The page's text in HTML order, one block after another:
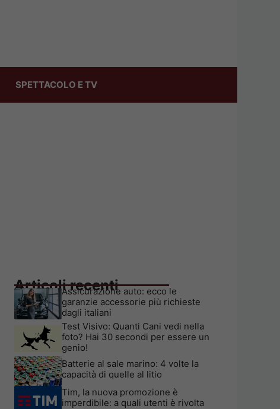
SPETTACOLO E TV
Articoli recenti
Assicurazione auto: ecco le
garanzie accessorie più richieste
dagli italiani
Test Visivo: Quanti Cani vedi nella
foto? Hai 30 secondi per essere un
genio!
Batterie al sale marino: 4 volte la
capacità di quelle al litio
Tim, la nuova promozione è
imperdibile: a quali utenti è rivolta